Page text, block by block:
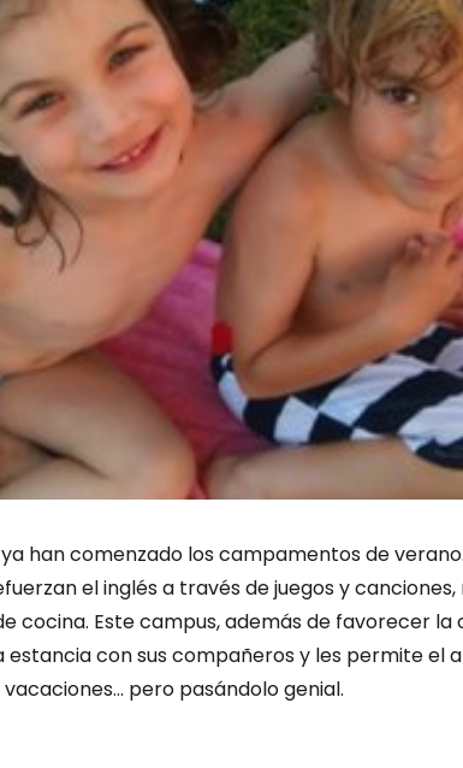
han comenzado los campamentos de
el inglés a través de juegos y
cocina. Este campus, además de favorecer
estancia con sus compañeros y les permite el
pero pasándolo genial.